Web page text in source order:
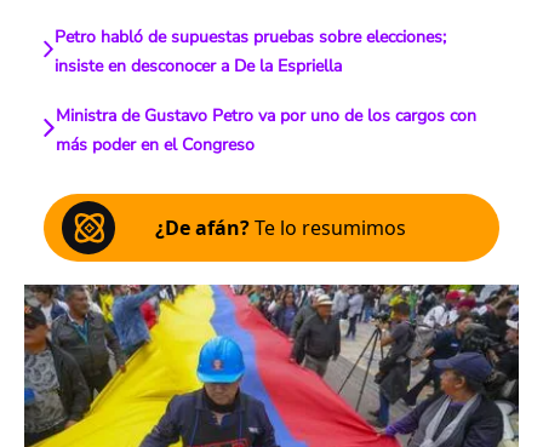
Petro habló de supuestas pruebas sobre elecciones;
insiste en desconocer a De la Espriella
Ministra de Gustavo Petro va por uno de los cargos con
más poder en el Congreso
¿De afán?Te lo resumimos